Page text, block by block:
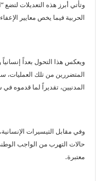
وتأتي أبرز هذه التعديلات لتضع
الحربية فيما يخص معايير
ويعكس هذا التحول بعداً إنسانياً
المتضررين من تلك
المدنيين، تقديراً لما قدموه
وفي مقابل التيسيرات
حالات التهرب من الواجب
معتبرة.